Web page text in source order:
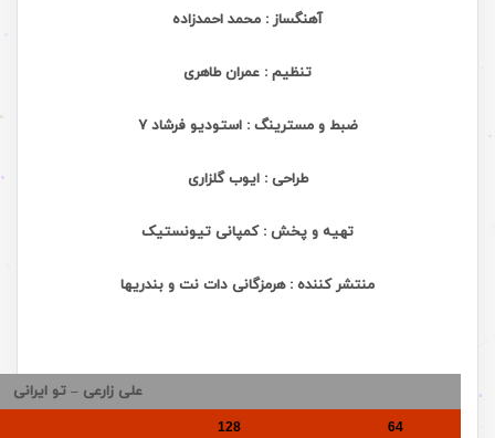
آهنگساز : محمد احمدزاده
تنظیم : عمران طاهری
ضبط و مسترینگ : استودیو فرشاد7
طراحی : ایوب گلزاری
تهیه و پخش : کمپانی تیونستیک
منتشر کننده : هرمزگانی دات نت و بندریها
علی زارعی – تو ایرانی
64
128